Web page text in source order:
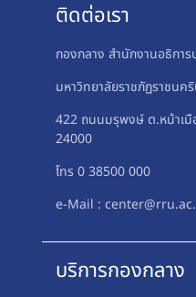
ติดต่อเรา
กองกลาง สำนักงานอธิการ
มหาวิทยาลัยราชภัฏราชนค
422 ถนนมรุพงษ์ ต.หน้าเมื
24000
โทร 0 38500 000
e-Mail :
บริการกองกลาง